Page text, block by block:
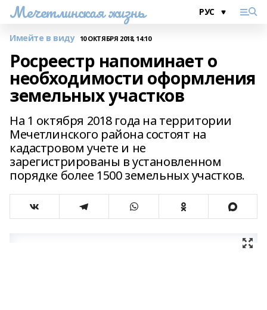
Мечетлинская жизнь
Имейте в виду 10 ОКТЯБРЯ 2018, 14:10
Росреестр напоминает о
необходимости оформления
земельных участков
На 1 октября 2018 года на территории
Мечетлинского района состоят на
кадастровом учете и не
зарегистрированы в установленном
порядке более 1500 земельных участков.